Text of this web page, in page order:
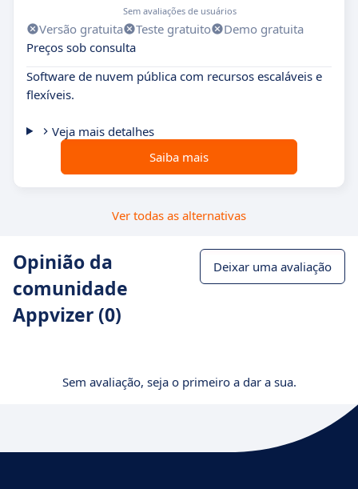
Sem avaliações de usuários
Versão gratuita Teste gratuito
Demo gratuita
Preços sob consulta
Software de nuvem pública com recursos escaláveis e
flexíveis.
Veja mais detalhes
Saiba mais
Ver todas as alternativas
Opinião da
comunidade
Appvizer (0)
Deixar uma avaliação
Sem avaliação, seja o primeiro a dar a sua.